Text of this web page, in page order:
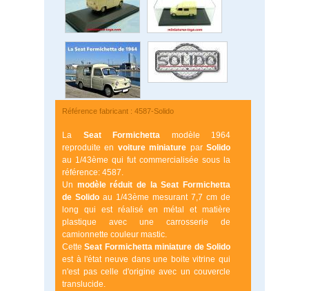
Référence fabricant : 4587-Solido
La Seat Formichetta modèle 1964
reproduite en voiture miniature parSolido
au 1/43ème qui fut commercialisée sous la
référence: 4587.
Un modèle réduit de la Seat Formichetta
de Solido au 1/43ème mesurant 7,7 cm de
long qui est réalisé en métal et matière
plastique avec une carrosserie de
camionnette couleur mastic.
CetteSeat Formichetta miniature de Solido
est à l'état neuve dans une boite vitrine qui
n'est pas celle d'origine avec un couvercle
translucide.